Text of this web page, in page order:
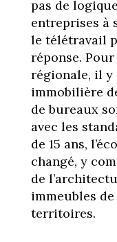
pas de
entreprises à
le télétravail
réponse.
régionale, il y
immobilière
de bureaux
avec les
de 15 ans,
changé, y
de
immeubles
territoires.